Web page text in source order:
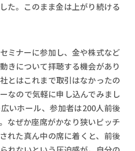
た。このまま金は上がり続ける
ミナーに参加し、金や株式など
きについて拝聴する機会があり
とはこれまで取引はなかったの
なので気軽に申し込んでみまし
いホール、参加者は200人前後
なぜか座席がかなり狭いピッチ
れた真ん中の席に着くと、前後